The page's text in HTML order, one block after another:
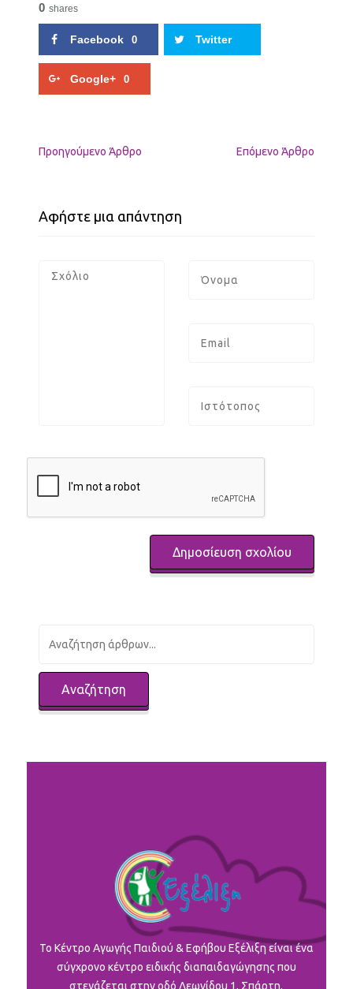
0 shares
Facebook 0 Twitter
Google+ 0
Προηγούμενo Άρθρο Επόμενο Άρθρο
Αφήστε μια απάντηση
To Κέντρο Αγωγής Παιδιού & Εφήβου Εξέλιξη είναι ένα
σύγχρονο κέντρο ειδικής διαπαιδαγώγησης που
στεγάζεται στην οδό Λεωνίδου 1, Σπάρτη.